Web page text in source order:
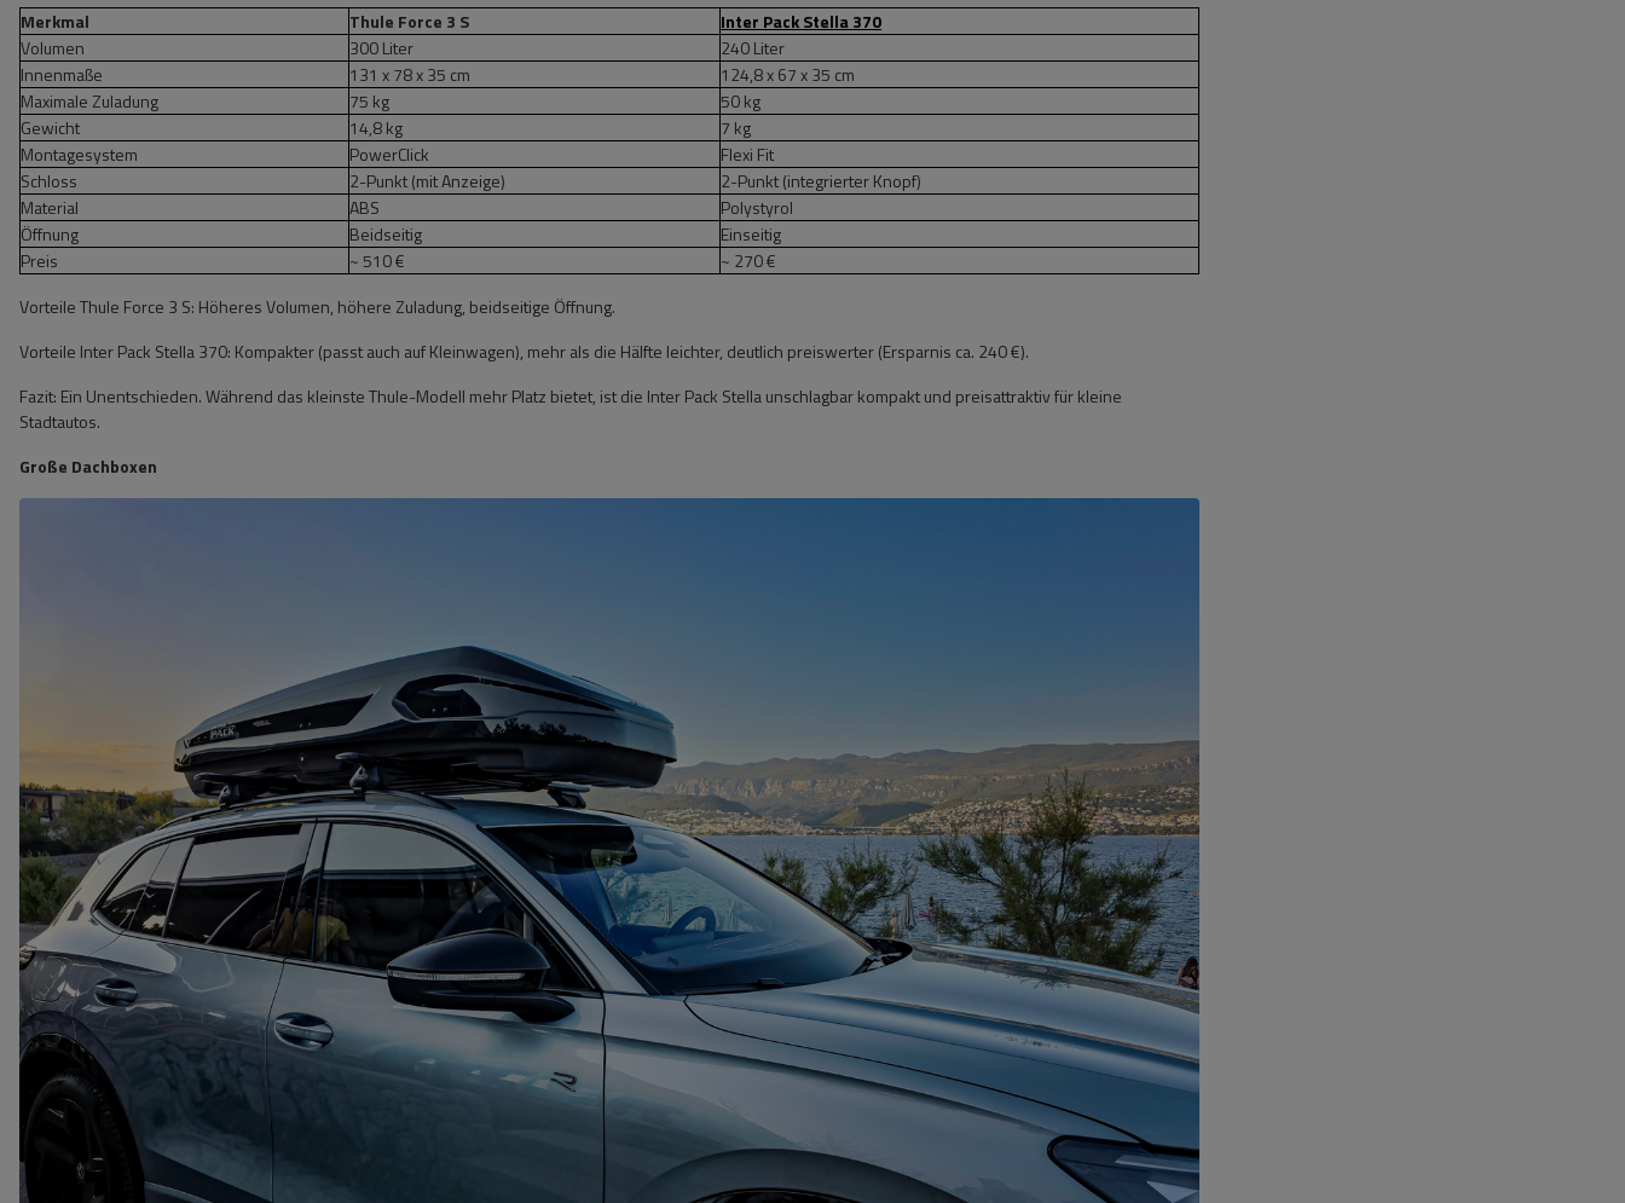
Merkmal
Thule Force 3 S
Inter Pack Stella 370
Volumen
300 Liter
240 Liter
Innenmaße
131 x 78 x 35 cm
124,8 x 67 x 35 cm
Maximale Zuladung
75 kg
50 kg
Gewicht
14,8 kg
7 kg
Montagesystem
PowerClick
Flexi Fit
Schloss
2-Punkt (mit Anzeige)
2-Punkt (integrierter Knopf)
Material
ABS
Polystyrol
Öffnung
Beidseitig
Einseitig
Preis
~ 510 €
~ 270 €
Vorteile Thule Force 3 S: Höheres Volumen, höhere Zuladung, beidseitige Öffnung.
Vorteile Inter Pack Stella 370: Kompakter (passt auch auf Kleinwagen), mehr als die Hälfte leichter, deutlich preiswerter (Ersparnis ca. 240 €).
Fazit: Ein Unentschieden. Während das kleinste Thule-Modell mehr Platz bietet, ist die Inter Pack Stella unschlagbar kompakt und preisattraktiv für kleine
Stadtautos.
Große Dachboxen